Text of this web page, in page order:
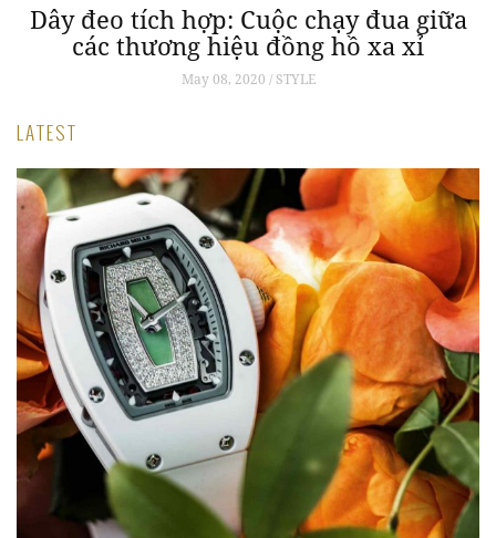
Dây đeo tích hợp: Cuộc chạy đua giữa
các thương hiệu đồng hồ xa xỉ
May 08, 2020 / STYLE
LATEST